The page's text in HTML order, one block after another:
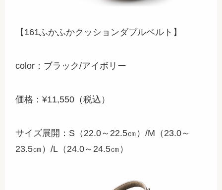
【161ふかふかクッションダブルベルト】
color：ブラック/アイボリー
価格：¥11,550（税込）
サイズ展開：S（22.0～22.5㎝）/M（23.0～
23.5㎝）/L（24.0～24.5㎝）